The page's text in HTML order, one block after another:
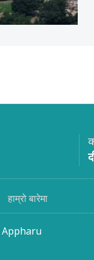
हाम्रो बारेमा
Appharu